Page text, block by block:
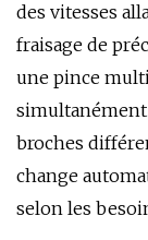
des vitesses
fraisage de
une pince
broches
change
selon les